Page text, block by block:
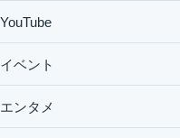
YouTube
イベント
エンタメ